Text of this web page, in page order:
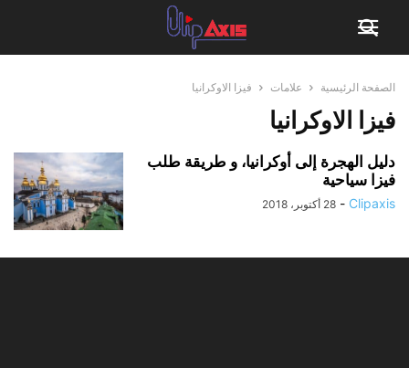
الصفحة الرئيسية علامات فيزا الاوكرانيا
فيزا الاوكرانيا
دليل الهجرة إلى أوكرانيا، و طريقة طلب
فيزا سياحية
Clipaxis
- 28 أكتوبر، 2018